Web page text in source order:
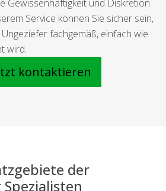
Gewissenhaftigkeit und Diskretion
Service können Sie sicher sein,
fachgemäß, einfach wie
wird.
kontaktieren
der